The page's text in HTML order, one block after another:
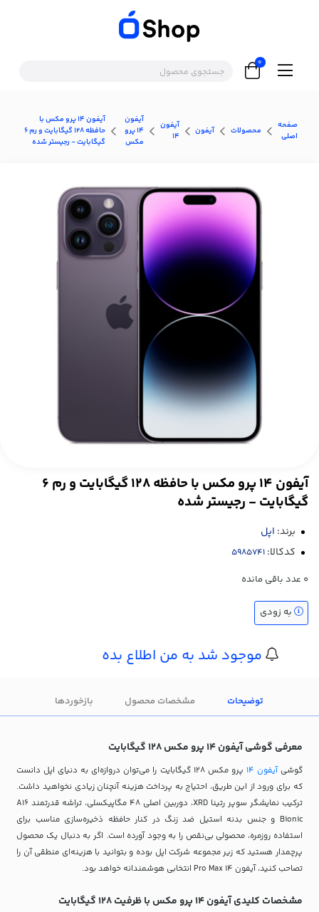
صفحه
اصلی
محصولات آیفون
آیفون
۱۴
آیفون
۱۴ پرو
مکس
آیفون ۱۴ پرو مکس با
حافظه ۱۲۸ گیگابایت و رم ۶
گیگابایت - رجیستر شده
آیفون ۱۴ پرو مکس با حافظه ۱۲۸ گیگابایت و رم ۶
گیگابایت - رجیستر شده
برند: اپل
کدکالا:
0 عدد باقی مانده
به زودی
موجود شد به من اطلاع بده
توضیحات مشخصات محصول بازخوردها
معرفی گوشی آیفون 14 پرو مکس 128 گیگابایت
گوشیآیفون 14
پرو مکس 128 گیگابایت را می‌توان دروازه‌ای به دنیای اپل دانست
که برای ورود از این طریق، احتیاج به پرداخت هزینه آنچنان زیادی نخواهید داشت.
ترکیب نمایشگر سوپر رتینا XRD، دوربین اصلی 48 مگاپیکسلی، تراشه قدرتمند A16
Bionic و جنس بدنه استیل ضد زنگ در کنار حافظه ذخیره‌سازی مناسب برای
استفاده روزمره، محصولی بی‌نقص را به وجود آورده است. اگر به دنبال یک محصول
پرچمدار هستید که زیر مجموعه شرکت اپل بوده و بتوانید با هزینه‌‌ای منطقی آن را
تصاحب کنید، آیفون 14 Pro Max انتخابی هوشمندانه خواهد بود.
مشخصات کلیدی آیفون 14 پرو مکس با ظرفیت 128 گیگابایت
0